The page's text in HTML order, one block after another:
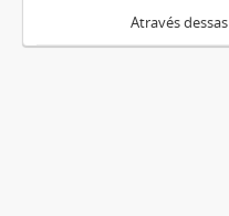
Através dessas